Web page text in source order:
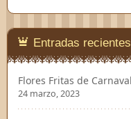
Entradas recientes
Flores Fritas de
24 marzo, 2023